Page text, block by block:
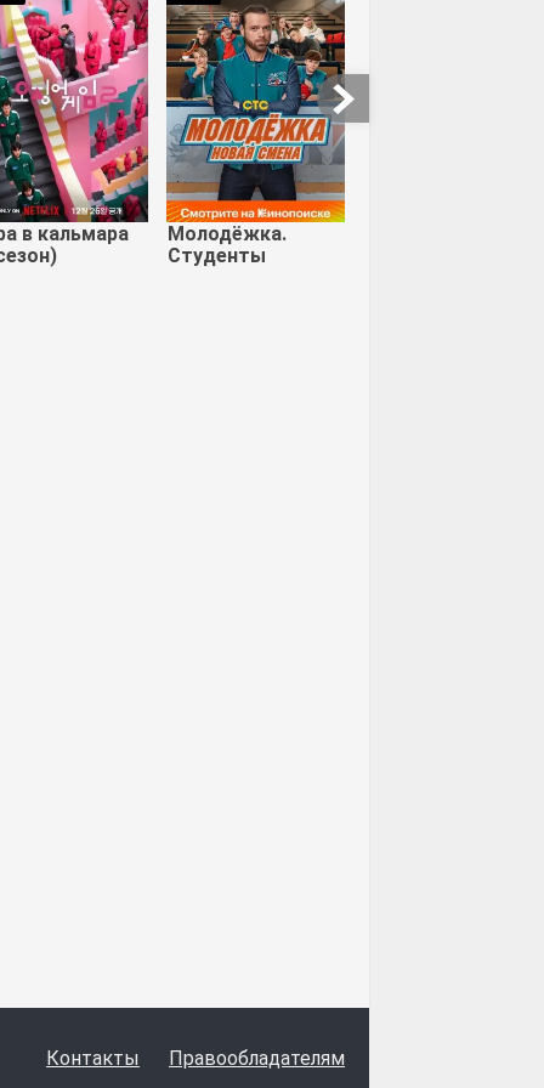
3
Паранормальное
явление 2
в кальмара
Молодёжка.
Студенты
Контакты Правообладателям